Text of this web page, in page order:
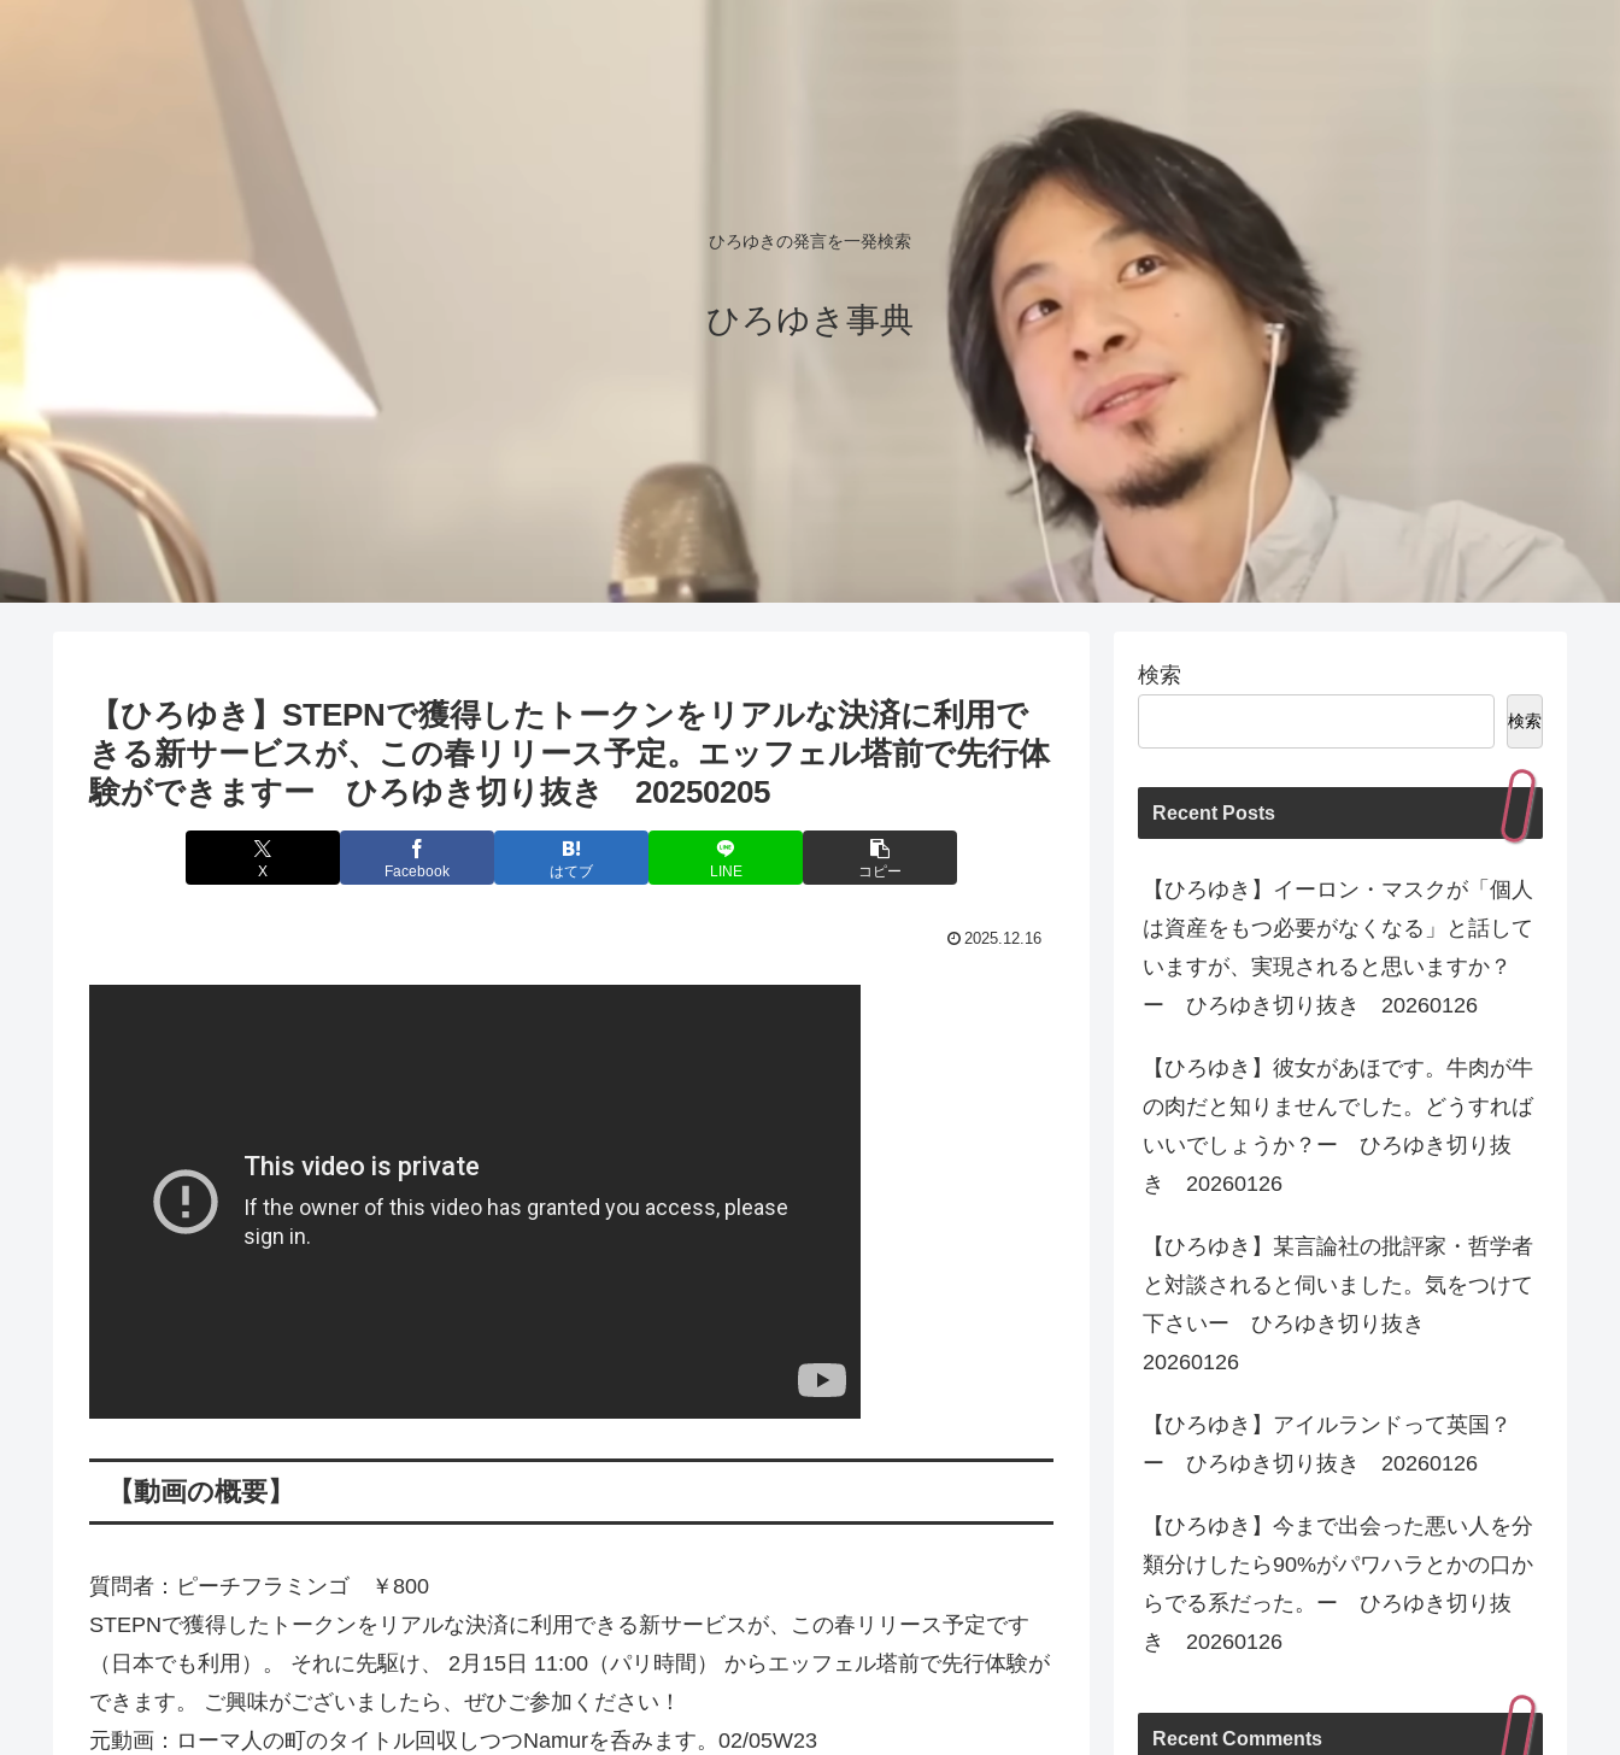
ひろゆきの発言を一発検索
ひろゆき事典
【ひろゆき】STEPNで獲得したトークンをリアルな決済に利用で
きる新サービスが、この春リリース予定。エッフェル塔前で先行体
験ができますー ひろゆき切り抜き 20250205
X Facebook はてブ LINE コピー
2025.12.16
【動画の概要】
質問者：ピーチフラミンゴ ￥800
STEPNで獲得したトークンをリアルな決済に利用できる新サービスが、この春リリース予定です
（日本でも利用）。 それに先駆け、 2月15日 11:00（パリ時間） からエッフェル塔前で先行体験が
できます。 ご興味がございましたら、ぜひご参加ください！
元動画：ローマ人の町のタイトル回収しつつNamurを呑みます。02/05W23
検索
検索
Recent Posts
【ひろゆき】イーロン・マスクが「個人
は資産をもつ必要がなくなる」と話して
いますが、実現されると思いますか？
ー ひろゆき切り抜き 20260126
【ひろゆき】彼女があほです。牛肉が牛
の肉だと知りませんでした。どうすれば
いいでしょうか？ー ひろゆき切り抜
き 20260126
【ひろゆき】某言論社の批評家・哲学者
と対談されると伺いました。気をつけて
下さいー ひろゆき切り抜き
20260126
【ひろゆき】アイルランドって英国？
ー ひろゆき切り抜き 20260126
【ひろゆき】今まで出会った悪い人を分
類分けしたら90%がパワハラとかの口か
らでる系だった。ー ひろゆき切り抜
き 20260126
Recent Comments